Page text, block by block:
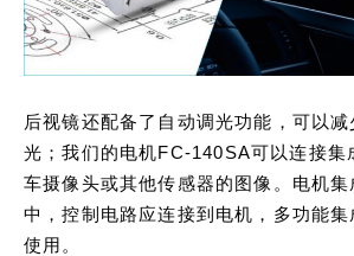
后视镜还配备了自动调光功能，可以
光；我们的电机FC-140SA可以连接集
车摄像头或其他传感器的图像。电机
中，控制电路应连接到电机，多功能
使用。